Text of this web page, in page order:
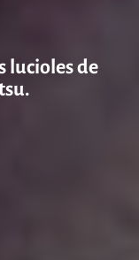
lucioles de